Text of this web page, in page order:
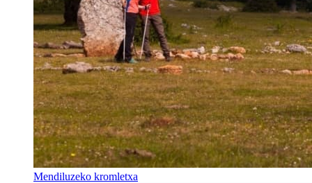
Mendiluzeko kromletxa